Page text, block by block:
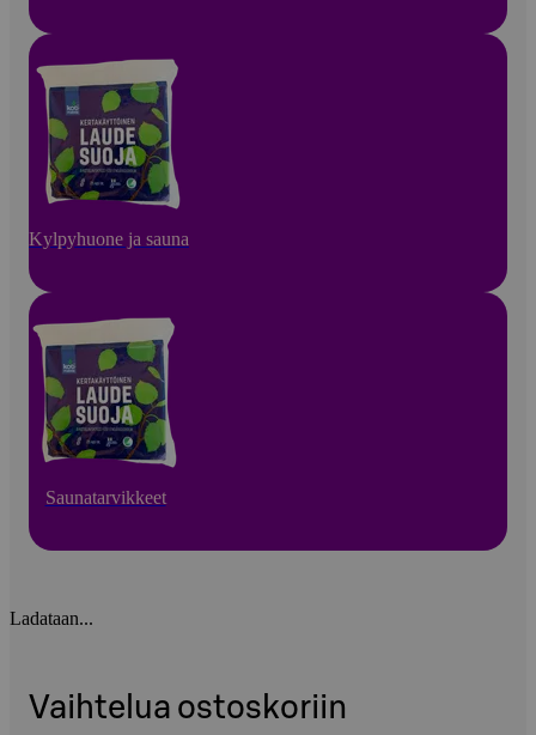
Kylpyhuone ja sauna
Saunatarvikkeet
Ladataan...
Vaihtelua ostoskoriin